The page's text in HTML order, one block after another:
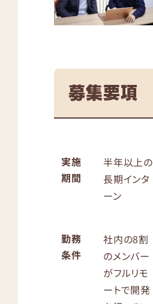
募集要項
実施
期間
半年以上の
長期インタ
ーン
勤務
条件
社内の8割
のメンバー
がフルリモ
ートで開発